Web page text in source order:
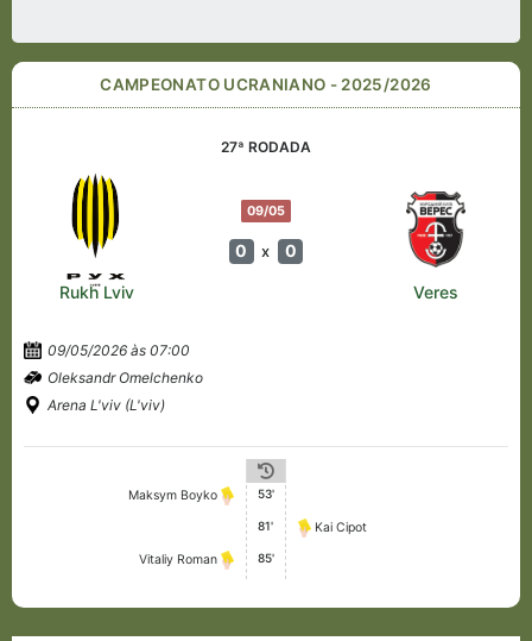
CAMPEONATO UCRANIANO - 2025/2026
27ª RODADA
09/05
0 x 0
Rukh Lviv Veres
09/05/2026 às 07:00
Oleksandr Omelchenko
Arena L'viv (L'viv)
Maksym Boyko 53'
81' Kai Cipot
Vitaliy Roman 85'